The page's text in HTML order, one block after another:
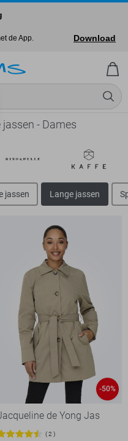
- Dames
jassen Lange jassen
-50%
de Yong Jas
2
de App.
Download